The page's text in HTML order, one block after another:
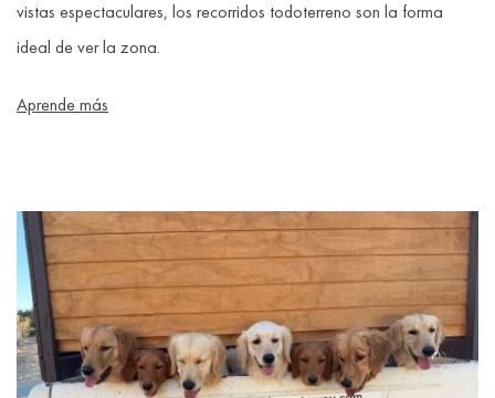
vistas espectaculares, los recorridos todoterreno son la forma
ideal de ver la zona.
Aprende más